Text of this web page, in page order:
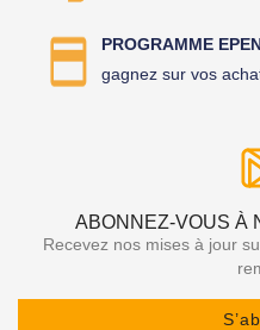
PROGRAMME
gagnez sur vos
ABONNEZ-VOUS À
Recevez nos mises à jour